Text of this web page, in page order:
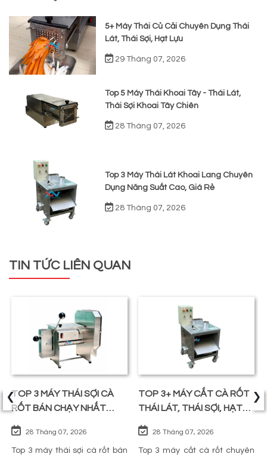
5+ Máy Thái Củ Cải Chuyên Dụng Thái
Lát, Thái Sợi, Hạt Lựu
29 Tháng 07, 2026
Top 5 Máy Thái Khoai Tây - Thái Lát,
Thái Sợi Khoai Tây Chiên
28 Tháng 07, 2026
Top 3 Máy Thái Lát Khoai Lang Chuyên
Dụng Năng Suất Cao, Giá Rẻ
28 Tháng 07, 2026
TIN TỨC LIÊN QUAN
TOP 3 MÁY THÁI SỢI CÀ
RỐT BÁN CHẠY NHẤT
TRÊN THỊ TRƯỜNG
28 Tháng 07, 2026
Top 3 máy thái sợi cà rốt bán
TOP 3+ MÁY CẮT CÀ RỐT
THÁI LÁT, THÁI SỢI, HẠT
LỰU
28 Tháng 07, 2026
Top 3 máy cắt cà rốt chuyên
‹ ›